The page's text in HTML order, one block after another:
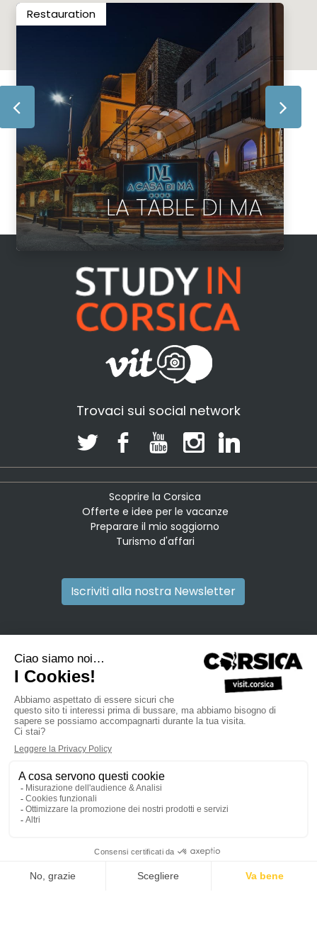
Restauration
LA TABLE DI MA
Trovaci sui social network
Scoprire la Corsica
Offerte e idee per le vacanze
Preparare il mio soggiorno
Turismo d'affari
Iscriviti alla nostra Newsletter
Manuale di vendita